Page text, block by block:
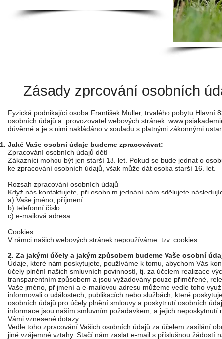
Zásady zprcování osobních
Fyzická podnikající osoba František Muller, trvalého pobytu Hlavní
osobních údajů a provozovatel webových stránek:
důvěrné a je s nimi nakládáno v souladu s platnými zákonnými
Jaké Vaše osobní údaje budeme zpracovávat:
Zpracování osobních údajů dětí
Zákazníci mohou být jen starší 18. let. Pokud se bude jednat o
ke zpracování osobních údajů, však může dát osoba starší 16. let.
Rozsah zpracování osobních údajů
Když nás kontaktujete, při osobním jednání nám sdělujete
a) Vaše jméno, příjmení
b) telefonní číslo
c) e-mailová adresa
Cookies
V rámci našich webových stránek nepoužíváme tzv. cookies.
2. Za jakými účely a jakým způsobem budeme Vaše osobní
Údaje, které nám poskytujete, používáme k tomu, abychom Vás
účely plnění našich smluvních povinností, tj. za účelem realizace
transparentním způsobem a jsou vyžadovány pouze přiměřené,
Vaše jméno, příjmení a e-mailovou adresu můžeme vedle toho
informovali o událostech, publikacích nebo službách, které
osobních údajů pro účely plnění smlouvy a poskytnutí osobních
informace jsou naším smluvním požadavkem, a jejich
Vámi vznesené dotazy.
Vedle toho zpracování Vašich osobních údajů za účelem zasílání
jiné vzájemné vztahy. Stačí nám zaslat e-mail s příslušnou žádostí